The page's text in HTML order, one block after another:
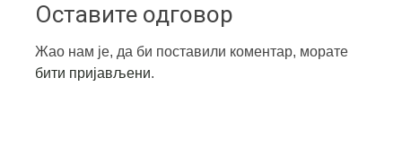
Оставите одговор
Жао нам је, да би поставили коментар, морате
бити пријављени.